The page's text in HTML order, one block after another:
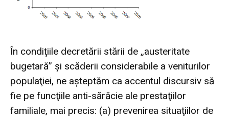
În condiţiile decretării stării de „austeritate
bugetară” şi scăderii considerabile a veniturilor
populaţiei, ne aşteptăm ca accentul discursiv să
fie pe funcţiile anti-sărăcie ale prestaţiilor
familiale, mai precis: (a) prevenirea situaţiilor de